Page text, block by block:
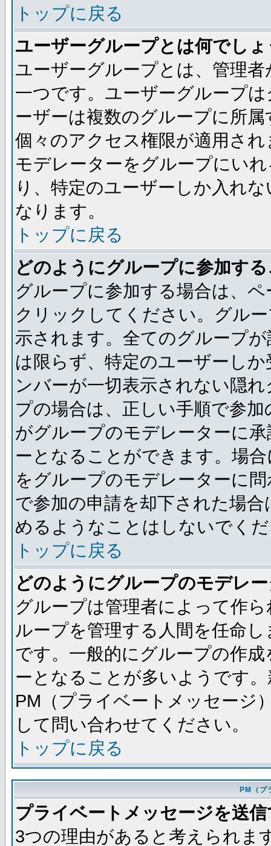
トップに戻る
ユーザーグループとは何でし
ユーザーグループとは、管理
一つです。ユーザーグループ
ーザーは複数のグループに所
個々のアクセス権限が適用さ
モデレーターをグループにい
り、特定のユーザーしか入れ
なります。
トップに戻る
どのようにグループに参加す
グループに参加する場合は、
クリックしてください。グル
示されます。全てのグループ
は限らず、特定のユーザーし
ンバーが一切表示されない隠
プの場合は、正しい手順で参
がグループのモデレーターに
ーとなることができます。場
をグループのモデレーターに
で参加の申請を却下された場
めるようなことはしないでく
トップに戻る
どのようにグループのモデレ
グループは管理者によって作
ループを管理する人間を任命
です。一般的にグループの作
ーとなることが多いようです
PM（プライベートメッセージ
して問い合わせてください。
トップに戻る
PM（プ
プライベートメッセージを送
3つの理由があると考えられま